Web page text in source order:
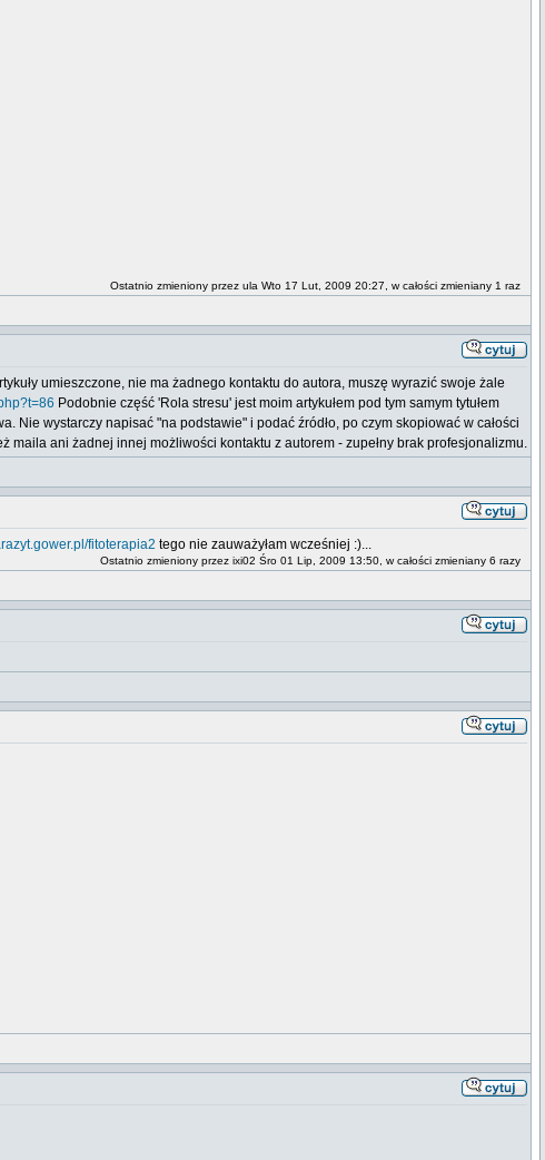
Ostatnio zmieniony przez ula Wto 17 Lut, 2009 20:27, w całości zmieniany 1 raz
umieszczone, nie ma żadnego kontaktu do autora, muszę wyrazić swoje żale
Podobnie część 'Rola stresu' jest moim artykułem pod tym samym tytułem
Nie wystarczy napisać "na podstawie" i podać źródło, po czym skopiować w całości
maila ani żadnej innej możliwości kontaktu z autorem - zupełny brak profesjonalizmu.
fitoterapia2 tego nie zauważyłam wcześniej :)...
Ostatnio zmieniony przez ixi02 Śro 01 Lip, 2009 13:50, w całości zmieniany 6 razy